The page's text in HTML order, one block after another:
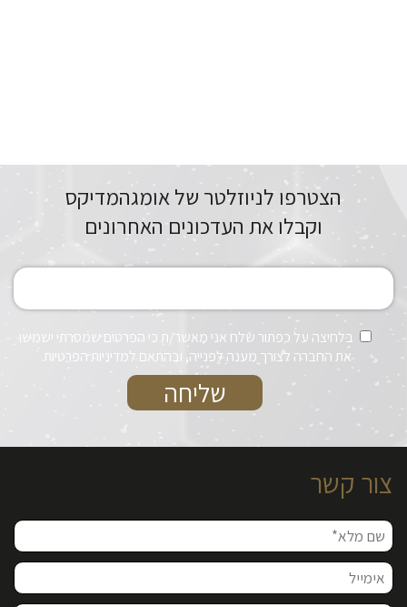
הצטרפו לניוזלטר של אומגהמדיקס
וקבלו את העדכונים האחרונים
בלחיצה על כפתור שלח אני מאשר/ת כי הפרטים שמסרתי ישמשו
את החברה לצורך מענה לפנייה, ובהתאם למדיניות הפרטיות.
צור קשר